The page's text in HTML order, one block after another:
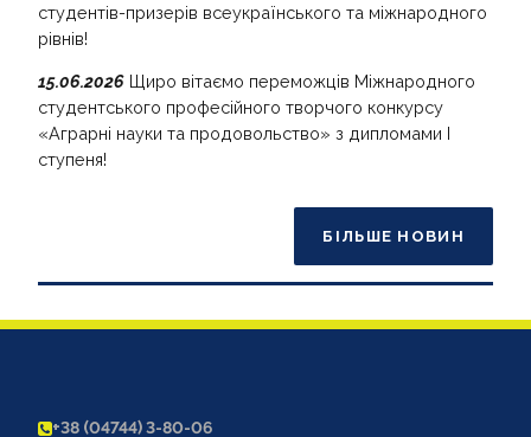
студентів-призерів всеукраїнського та міжнародного
рівнів!
15.06.2026 Щиро вітаємо переможців Міжнародного
студентського професійного творчого конкурсу
«Аграрні науки та продовольство» з дипломами І
ступеня!
БІЛЬШЕ НОВИН
+38 (04744) 3-80-06